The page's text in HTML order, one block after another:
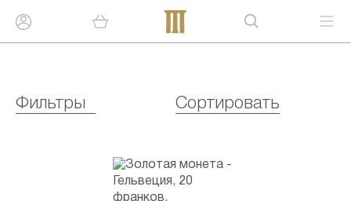
Фильтры Сортировать